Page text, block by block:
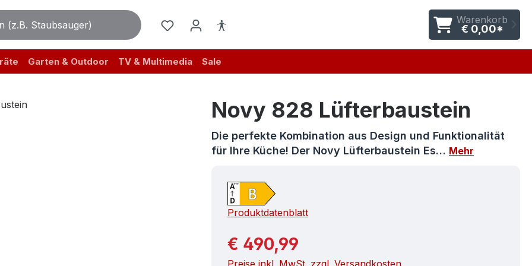
Warenkorb
€ 0,00*
Garten & Outdoor TV & Multimedia Sale
Novy 828 Lüfterbaustein
Die perfekte Kombination aus Design und Funktionalität
für Ihre Küche! Der Novy Lüfterbaustein Es… Mehr
Produktdatenblatt
Regulärer Preis:
€ 490,99
Preise inkl. MwSt. zzgl. Versandkosten